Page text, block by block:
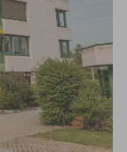
Spaß in
uns
macht es